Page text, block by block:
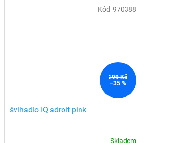
399 Kč
–35 %
švihadlo IQ adroit pink
Skladem
Kód:970388